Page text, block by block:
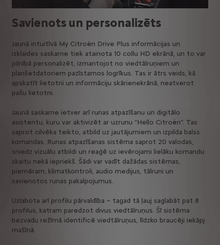
Savienots un personalizēts
Jaunā intuitīvā My Citroën Drive Plus informācijas un
izklaides saskarne tiek atainota 10 collu HD ekrānā, un to var
pilnībā personalizēt, izmantojot no viedtālruņiem un
planšetdatoriem pazīstamos logrīkus. Tas ir ātrs veids, kā
apskatīt lietotni un informāciju skārienekrānā, neatverot
pašu lietotni.
Jaunā saskarne ietver arī runas atpazīšanu un digitālo
asistentu, kuru var aktivizēt ar uzrunu “Hello Citroën”. Tas
saprot cilvēka teikto, atbild uz jautājumiem un izpilda balss
komandas. Runas atpazīšanas sistēma saprot 20 valodas,
sniedz vizuālu atbildi un reaģē uz ievērojami lielāku komandu
skaitu nekā iepriekš. Šādi var vadīt dažādas sistēmas,
piemēram, klimatkontroli, audio medijus, tālruni un
savienotos runas pakalpojumus.
Uzlabota arī profilu pārvaldība – tagad tā ļauj saglabāt pat 8
profilus, katram paredzot divus viedtālruņus. Šī sistēma
bezvadu režīmā identificē viedtālruņus, līdzko braucēji iekāpj
mašīnā.